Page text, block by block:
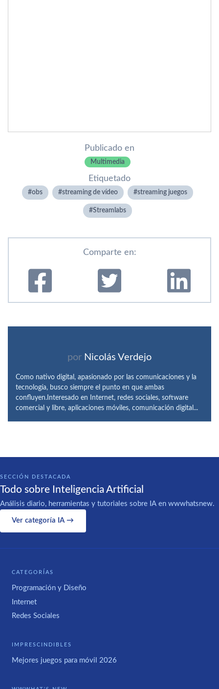
Publicado en
Multimedia
Etiquetado
obs streaming de vídeo streaming juegos
Streamlabs
Comparte en:
por Nicolás Verdejo
Como nativo digital, apasionado por las comunicaciones y la
tecnología, busco siempre el punto en que ambas
confluyen.Interesado en Internet, redes sociales, software
comercial y libre, aplicaciones móviles, comunicación digital...
SECCIÓN DESTACADA
Todo sobre Inteligencia Artificial
Análisis diario, herramientas y tutoriales sobre IA en wwwhatsnew.
Ver categoría IA →
CATEGORÍAS
Programación y Diseño
Internet
Redes Sociales
IMPRESCINDIBLES
Mejores juegos para móvil 2026